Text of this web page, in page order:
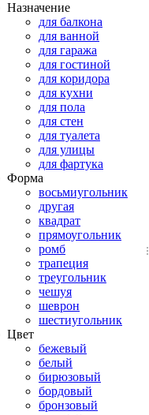
Назначение
для балкона
для ванной
для гаража
для гостиной
для коридора
для кухни
для пола
для стен
для туалета
для улицы
для фартука
Форма
восьмиугольник
другая
квадрат
прямоугольник
ромб
трапеция
треугольник
чешуя
шеврон
шестиугольник
Цвет
бежевый
белый
бирюзовый
бордовый
бронзовый